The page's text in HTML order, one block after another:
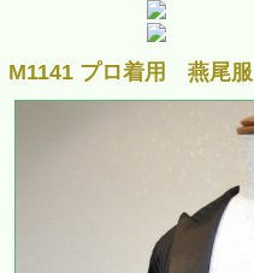
M1141 プロ着用 燕尾服